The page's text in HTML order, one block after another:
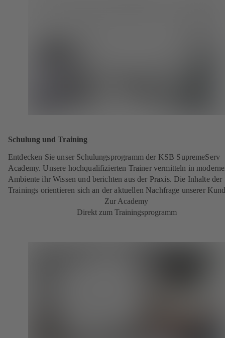
Schulung und Training
Entdecken Sie unser Schulungsprogramm der KSB SupremeServ
Academy. Unsere hochqualifizierten Trainer vermitteln in
Ambiente ihr Wissen und berichten aus der Praxis. Die Inhalte der
Trainings orientieren sich an der aktuellen Nachfrage unserer
Zur Academy
Direkt zum Trainingsprogramm